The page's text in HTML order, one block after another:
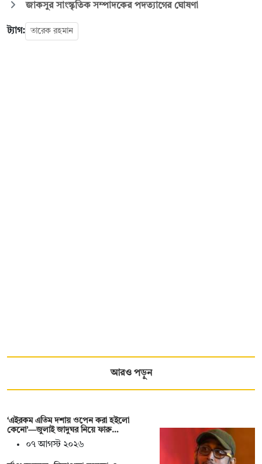
জাকসুর সাংস্কৃতিক সম্পাদকের পদত্যাগের ঘোষণা
ট্যাগ: তারেক রহমান
আরও পড়ুন
‘এইরকম এতিম দশায় ওপেন করা হইলো
কেনো’—জুলাই জাদুঘর নিয়ে ফারু…
০৭ আগস্ট ২০২৬